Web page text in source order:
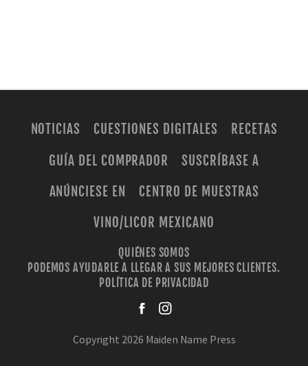
NOTICIAS CUESTIONES DIGITALES
RECETAS
GUÍA DEL COMPRADOR
SUSCRÍBASE A
ANÚNCIESE EN
CENTRO DE MUESTRAS
VINO/LICOR MEXICANO
QUIÉNES SOMOS
PODEMOS AYUDARLE A LLEGAR A SUS MEJORES CLIENTES.
POLÍTICA DE PRIVACIDAD
Copyright 2026 Maiden Name Press